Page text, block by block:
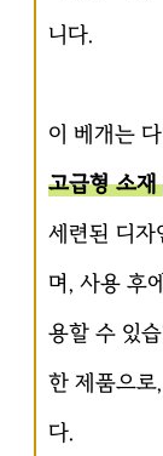
니다.
이 베개는
고급형 소재
세련된 디자
며, 사용 후
용할 수 있
한 제품으로
다.